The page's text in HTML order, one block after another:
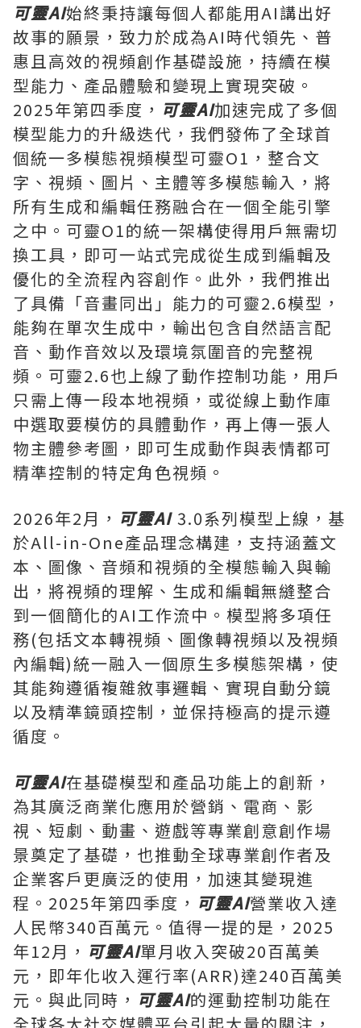
可靈AI始終秉持讓每個人都能用AI講出好
故事的願景，致力於成為AI時代領先、普
惠且高效的視頻創作基礎設施，持續在模
型能力、產品體驗和變現上實現突破。
2025年第四季度， 可靈AI加速完成了多個
模型能力的升級迭代，我們發佈了全球首
個統一多模態視頻模型可靈O1，整合文
字、視頻、圖片、主體等多模態輸入，將
所有生成和編輯任務融合在一個全能引擎
之中。可靈O1的統一架構使得用戶無需切
換工具，即可一站式完成從生成到編輯及
優化的全流程內容創作。此外，我們推出
了具備「音畫同出」能力的可靈2.6模型，
能夠在單次生成中，輸出包含自然語言配
音、動作音效以及環境氛圍音的完整視
頻。可靈2.6也上線了動作控制功能，用戶
只需上傳一段本地視頻，或從線上動作庫
中選取要模仿的具體動作，再上傳一張人
物主體參考圖，即可生成動作與表情都可
精準控制的特定角色視頻。
2026年2月， 可靈AI 3.0系列模型上線，基
於All-in-One產品理念構建，支持涵蓋文
本、圖像、音頻和視頻的全模態輸入與輸
出，將視頻的理解、生成和編輯無縫整合
到一個簡化的AI工作流中。模型將多項任
務(包括文本轉視頻、圖像轉視頻以及視頻
內編輯)統一融入一個原生多模態架構，使
其能夠遵循複雜敘事邏輯、實現自動分鏡
以及精準鏡頭控制，並保持極高的提示遵
循度。
可靈AI在基礎模型和產品功能上的創新，
為其廣泛商業化應用於營銷、電商、影
視、短劇、動畫、遊戲等專業創意創作場
景奠定了基礎，也推動全球專業創作者及
企業客戶更廣泛的使用，加速其變現進
程。2025年第四季度， 可靈AI營業收入達
人民幣340百萬元。 值得一提的是 ，2025
年12月， 可靈AI單月收入突破20百萬美
元，即年化收入運行率(ARR)達240百萬美
元。與此同時， 可靈AI的運動控制功能在